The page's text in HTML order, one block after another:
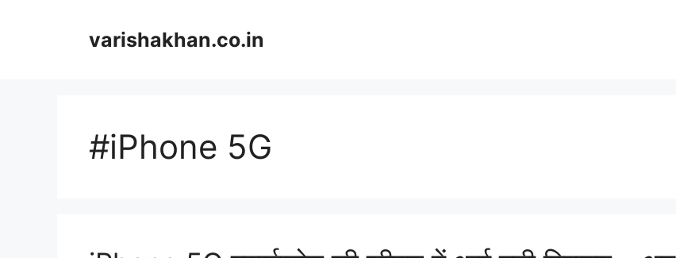
varishakhan.co.in
#iPhone 5G